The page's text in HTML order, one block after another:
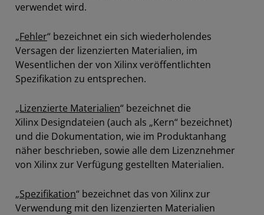
verwendet wird.
„Fehler“ bezeichnet ein sich wiederholendes
Versagen der lizenzierten Materialien, im
Wesentlichen der von Xilinx veröffentlichten
Spezifikation zu entsprechen.
„Lizenzierte Materialien“ bezeichnet die
Xilinx Designdateien (auch als „Kern“ bezeichnet)
und die Dokumentation, wie im Produktanhang
näher beschrieben, sowie alle dem Lizenznehmer
von Xilinx zur Verfügung gestellten Materialien.
„Spezifikation“ bezeichnet das von Xilinx zur
Verwendung mit den lizenzierten Materialien